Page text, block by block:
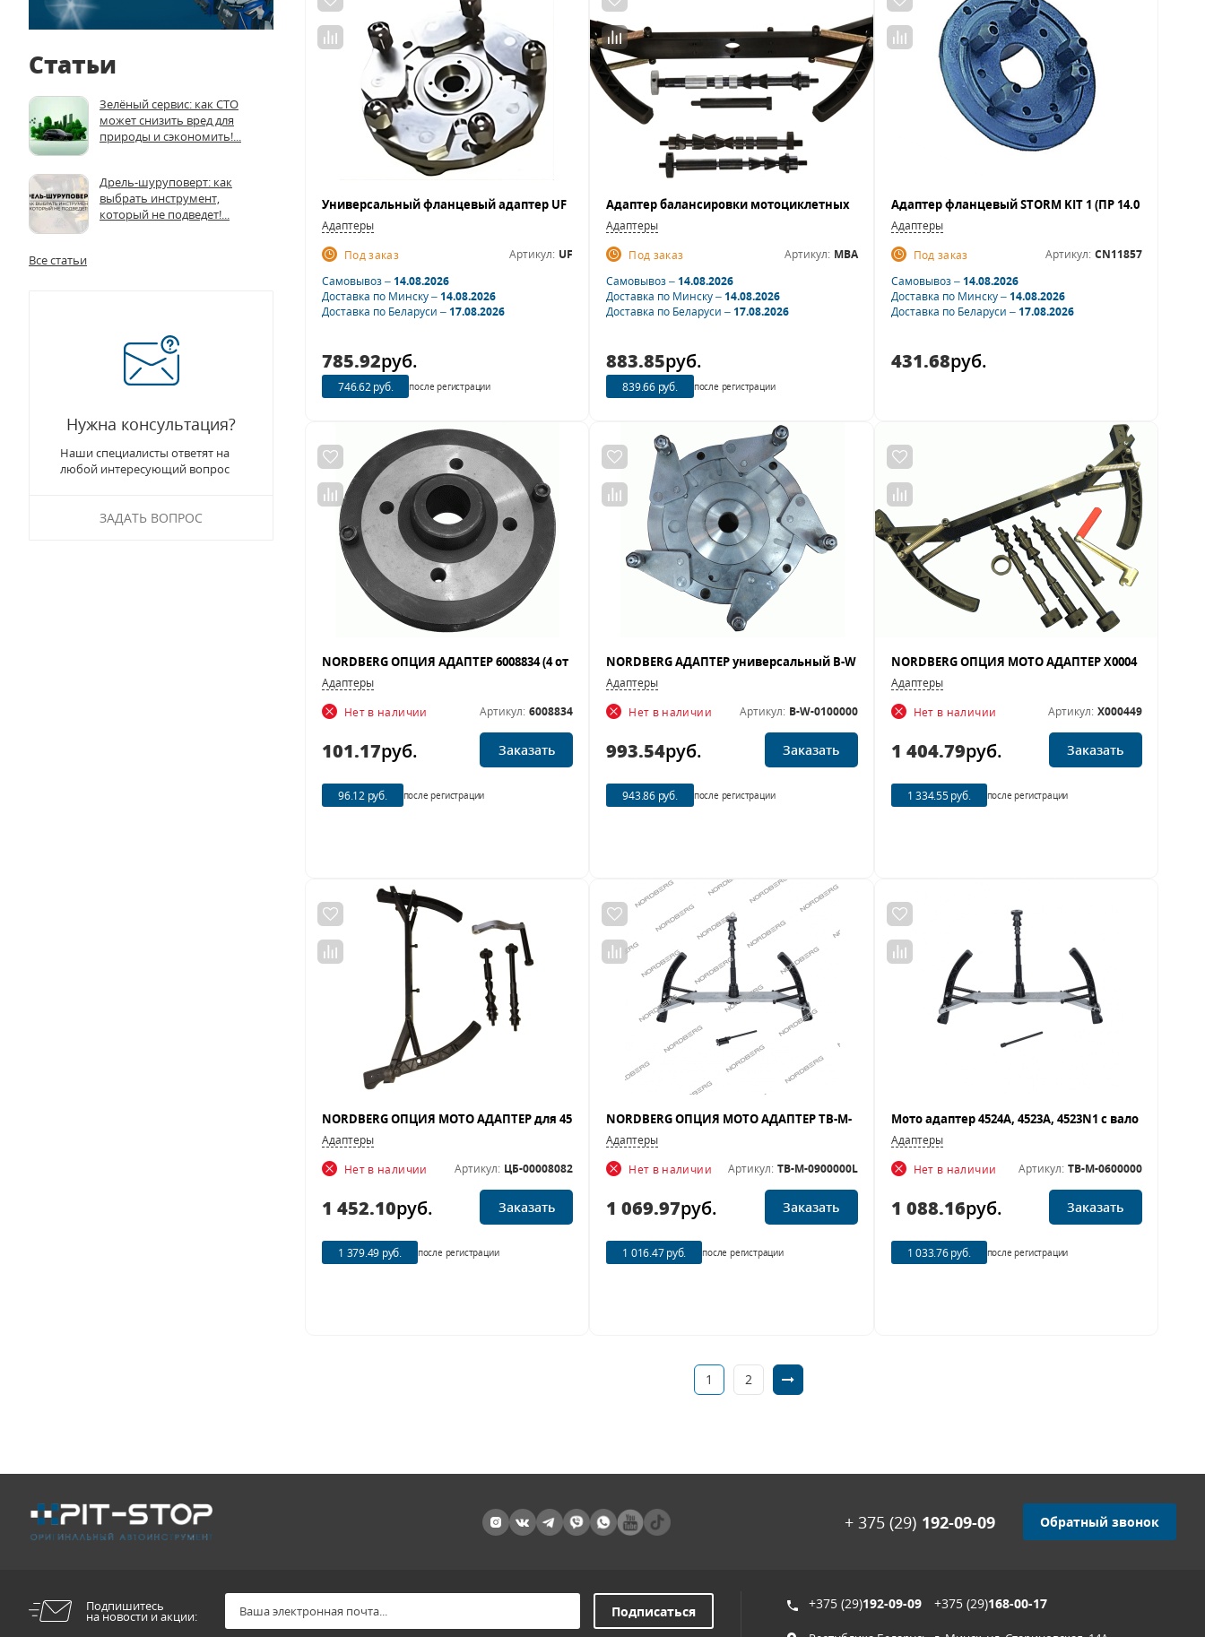
Статьи
Зелёный сервис: как СТО
может снизить вред для
природы и сэкономить!...
Дрель-шуруповерт: как
выбрать инструмент,
который не подведет!...
Все статьи
Нужна консультация?
Наши специалисты ответят на
любой интересующий вопрос
ЗАДАТЬ ВОПРОС
Универсальный фланцевый адаптер UF
Адаптеры
Под заказ
Артикул: UF
Самовывоз –14.08.2026
Доставка по Минску –14.08.2026
Доставка по Беларуси –17.08.2026
785.92руб.
746.62 руб. после регистрации
Адаптеры
Под заказ
Артикул: MBA
Самовывоз –14.08.2026
Доставка по Минску –14.08.2026
Доставка по Беларуси –17.08.2026
883.85руб.
839.66 руб. после регистрации
Адаптеры
Под заказ
Артикул: CN11857
Самовывоз –14.08.2026
Доставка по Минску –14.08.2026
Доставка по Беларуси –17.08.2026
431.68руб.
Адаптеры
Нет в наличии
Артикул: 6008834
101.17руб. Заказать
96.12 руб. после регистрации
Адаптеры
Нет в наличии
Артикул: B-W-0100000
993.54руб. Заказать
943.86 руб. после регистрации
Адаптеры
Нет в наличии
Артикул: X000449
1 404.79руб. Заказать
1 334.55 руб. после регистрации
Адаптеры
Нет в наличии
Артикул: ЦБ-00008082
1 452.10руб. Заказать
1 379.49 руб. после регистрации
Адаптеры
Нет в наличии
Артикул: TB-M-0900000L
1 069.97руб. Заказать
1 016.47 руб. после регистрации
Адаптеры
Нет в наличии
Артикул: TB-M-0600000
1 088.16руб. Заказать
1 033.76 руб. после регистрации
1 2
+ 375 (29) 192-09-09 Обратный звонок
Подпишитесь
на новости и акции:
+375 (29)192-09-09 +375 (29)168-00-17